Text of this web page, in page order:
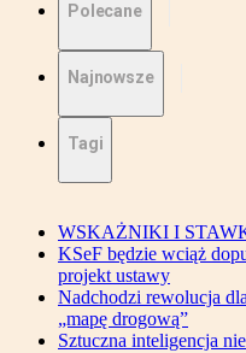
Polecane
Najnowsze
Tagi
WSKAŻNIKI I
KSeF będzie wciąż
projekt ustawy
Nadchodzi rewolucja
„mapę drogową”
Sztuczna inteligencja